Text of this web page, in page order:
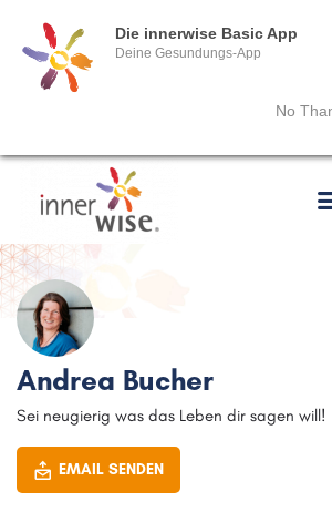
Die innerwise Basic App
Deine Gesundungs-App
No
Andrea Bucher
Sei neugierig was das Leben dir sagen will!
EMAIL SENDEN